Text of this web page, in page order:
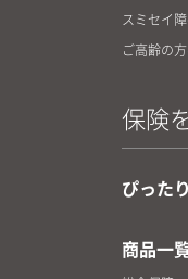
スミセイ
ご高齢の
保険
ぴった
商品一